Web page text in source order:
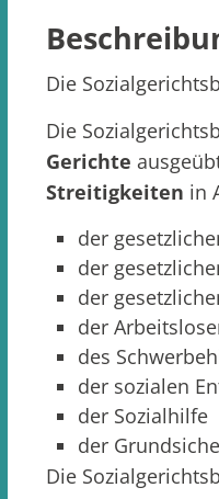
Die
Die
Gerichte
Streitigkeiten in
der
der
der
der
des
der sozialen
der Sozialhilfe
der
Die